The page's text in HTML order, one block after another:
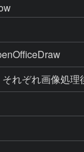
れぞれ画像処